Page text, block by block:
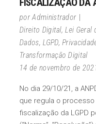
FISCALIZAÇÃO DA
porAdministrador
Direito Digital,Lei Geral
Dados,LGPD,
Transformação Digital
14 de novembro de
No dia 29/10/21, a
que regula o
fiscalização da LGPD